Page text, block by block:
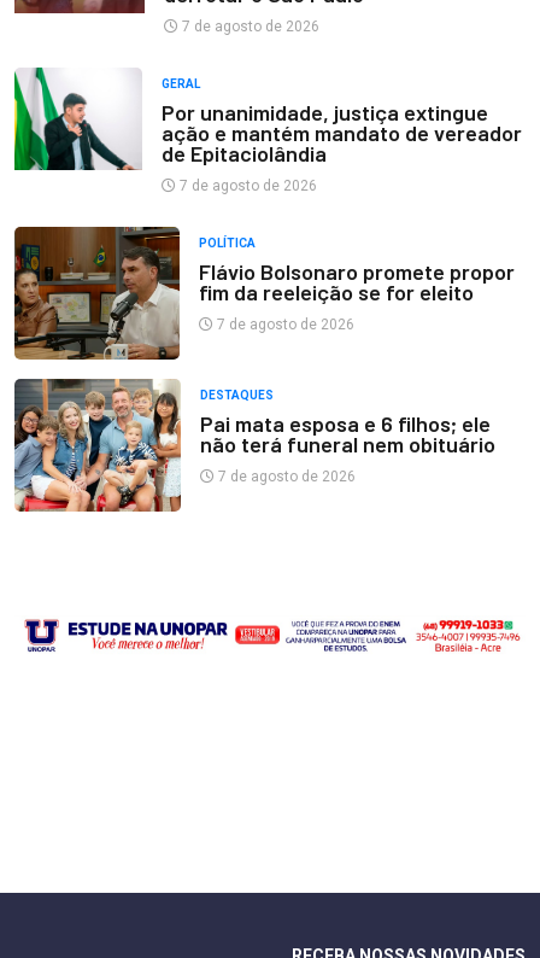
7 de agosto de 2026
GERAL
Por unanimidade, justiça extingue
ação e mantém mandato de vereador
de Epitaciolândia
7 de agosto de 2026
POLÍTICA
Flávio Bolsonaro promete propor
fim da reeleição se for eleito
7 de agosto de 2026
DESTAQUES
Pai mata esposa e 6 filhos; ele
não terá funeral nem obituário
7 de agosto de 2026